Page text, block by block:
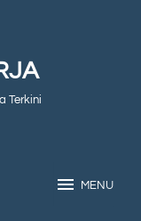
Terkini
MENU